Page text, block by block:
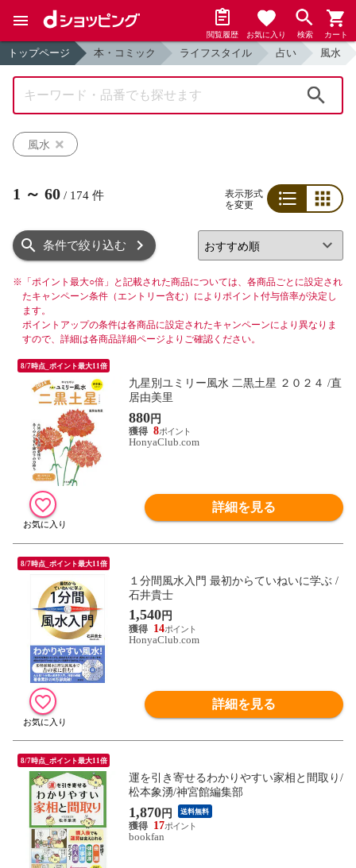
閲覧履歴 お気に入り 検索 カート
トップページ 本・コミック ライフスタイル 占い 風水
風水
1 ～ 60 / 174 件
表示形式
を変更
条件で絞り込む
※ 「ポイント最大○倍」と記載された商品については、各商品ごとに設定され
たキャンペーン条件（エントリー含む）によりポイント付与倍率が決定し
ます。
ポイントアップの条件は各商品に設定されたキャンペーンにより異なりま
すので、詳細は各商品詳細ページよりご確認ください。
8/7時点_ポイント最大11倍
九星別ユミリー風水 二黒土星 ２０２４ /直
居由美里
880円
8
HonyaClub.com
詳細を見る
8/7時点_ポイント最大11倍
１分間風水入門 最初からていねいに学ぶ /
石井貴士
1,540円
14
HonyaClub.com
詳細を見る
8/7時点_ポイント最大11倍
運を引き寄せるわかりやすい家相と間取り/
松本象湧/神宮館編集部
1,870円 送料無料
17
bookfan